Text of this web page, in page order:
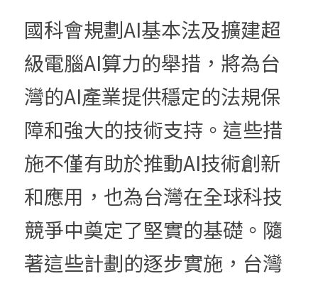
國科會規劃AI基本法及擴建超
級電腦AI算力的舉措，將為台
灣的AI產業提供穩定的法規保
障和強大的技術支持。這些措
施不僅有助於推動AI技術創新
和應用，也為台灣在全球科技
競爭中奠定了堅實的基礎。隨
著這些計劃的逐步實施，台灣